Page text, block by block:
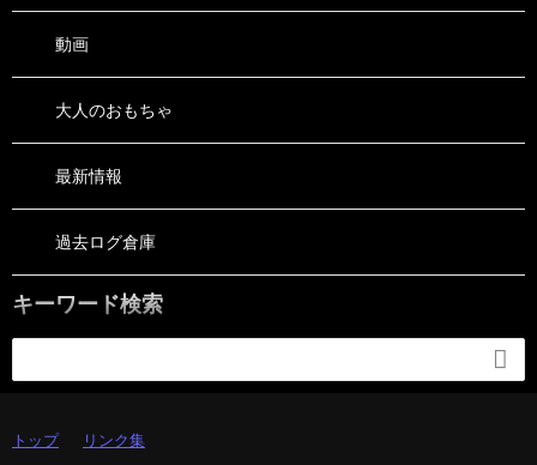
動画
大人のおもちゃ
最新情報
過去ログ倉庫
キーワード検索

トップ リンク集